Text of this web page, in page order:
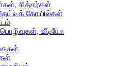
சித்தர்கள்
தெய்வக் கோயில்கள்
வீடியோ